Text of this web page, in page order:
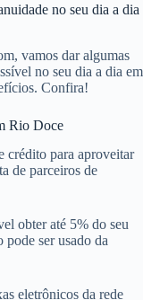
no seu dia a dia
vamos dar algumas
no seu dia a dia em
Confira!
Rio Doce
crédito para aproveitar
de parceiros de
obter até 5% do seu
ser usado da
eletrônicos da rede